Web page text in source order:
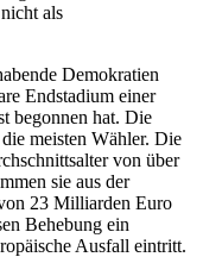
als
Demokratien
Endstadium einer
begonnen hat. Die
meisten Wähler. Die
von über
sie aus der
23 Milliarden Euro
Behebung ein
Ausfall eintritt.